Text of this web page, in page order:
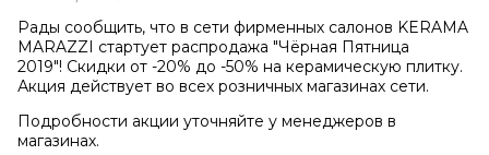
Рады сообщить, что в сети фирменных салонов KERAMA
MARAZZI стартует распродажа "Чёрная Пятница
2019"! Скидки от -20% до -50% на керамическую плитку.
Акция действует во всех розничных магазинах сети.
Подробности акции уточняйте у менеджеров в
магазинах.